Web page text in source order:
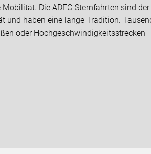
Die ADFC-Sternfahrten sind der
und haben eine lange Tradition.
oder Hochgeschwindigkeitsstrecken